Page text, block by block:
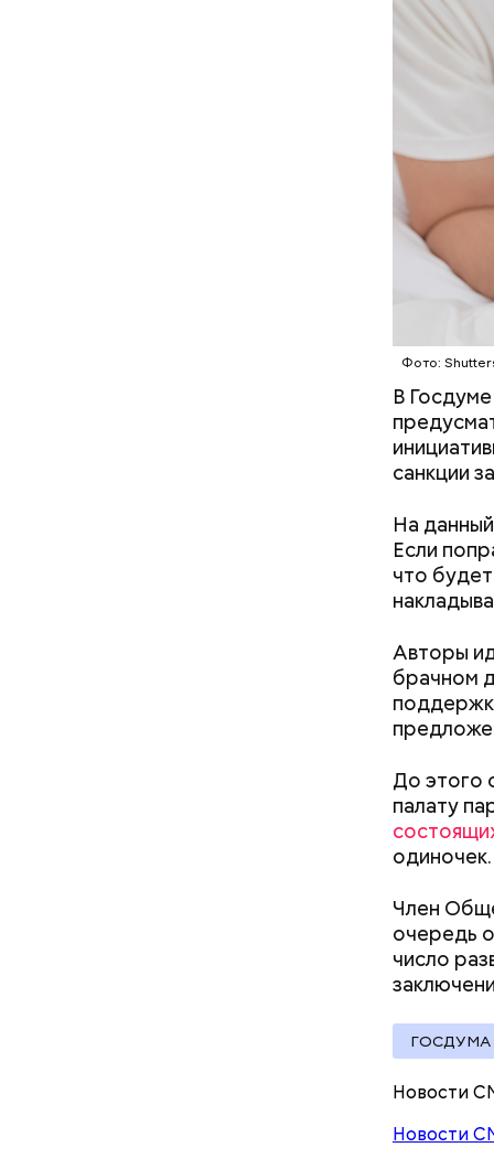
Фото:
В
санкции
На
Если
что
Авторы
брачном
До этого
палату
одиночек.
Член
очередь
число
ГОСДУМА
Новости
Новости
В
своими
—
Копылов.
Однако
полезна.
с
лишним